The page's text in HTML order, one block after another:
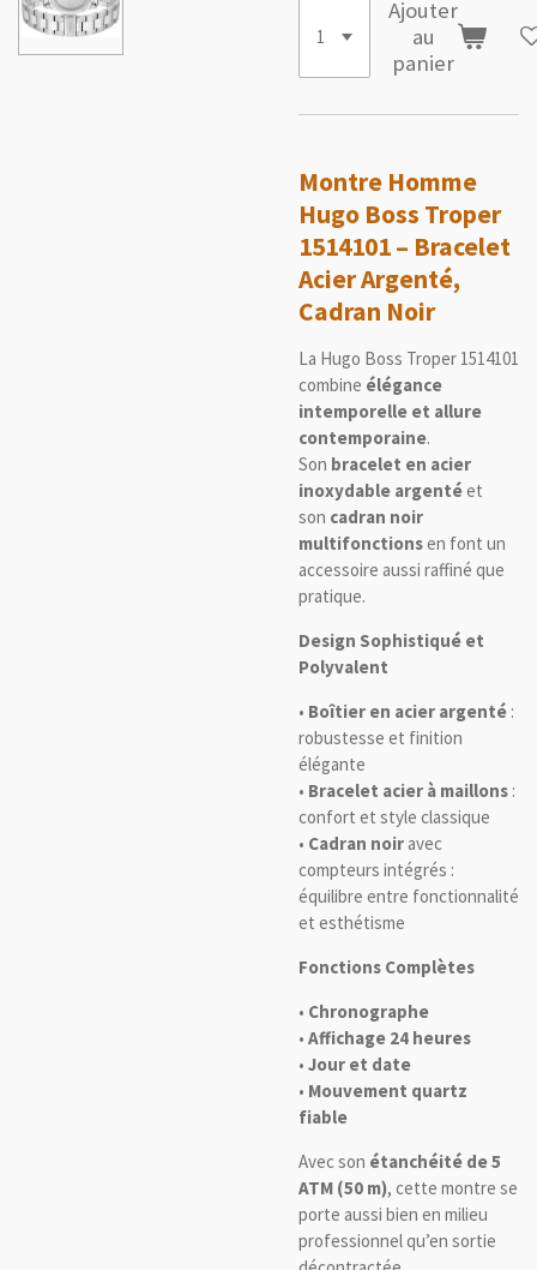
Ajouter
au
panier
Montre Homme
Hugo Boss Troper
1514101 – Bracelet
Acier Argenté,
Cadran Noir
La Hugo Boss Troper 1514101
combine élégance
intemporelle et allure
contemporaine.
Son bracelet en acier
inoxydable argentéet
son cadran noir
multifonctionsen font un
accessoire aussi raffiné que
pratique.
Design Sophistiqué et
Polyvalent
• Boîtier en acier argenté :
robustesse et finition
élégante
• Bracelet acier à maillons :
confort et style classique
• Cadran noir avec
compteurs intégrés :
équilibre entre fonctionnalité
et esthétisme
Fonctions Complètes
• Chronographe
• Affichage 24 heures
• Jour et date
• Mouvement quartz
fiable
Avec son étanchéité de 5
ATM (50 m), cette montre se
porte aussi bien en milieu
professionnel qu’en sortie